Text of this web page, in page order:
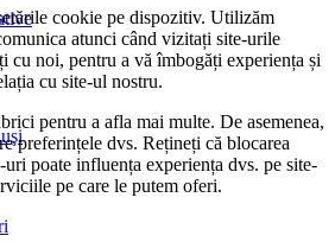
cookie pe dispozitiv. Utilizăm
atunci când vizitați site-urile
cu noi, pentru a vă îmbogăți experiența și
cu site-ul nostru.
pentru a afla mai multe. De asemenea,
preferințele dvs. Rețineți că blocarea
poate influența experiența dvs. pe site-
pe care le putem oferi.